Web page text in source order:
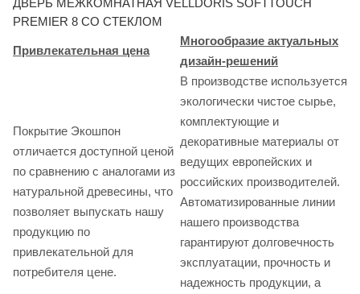
ДВЕРЬ МЕЖКОМНАТНАЯ VELLDORIS SOFTTOUCH
PREMIER 8 СО СТЕКЛОМ
Привлекательная цена
Многообразие актуальных
дизайн-решений
Покрытие Экошпон
отличается доступной ценой
по сравнению с аналогами из
натуральной древесины, что
позволяет выпускать нашу
продукцию по
привлекательной для
потребителя цене.
В производстве используется
экологически чистое сырье,
комплектующие и
декоративные материалы от
ведущих европейских и
российских производителей.
Автоматизированные линии
нашего производства
гарантируют долговечность
эксплуатации, прочность и
надежность продукции, а